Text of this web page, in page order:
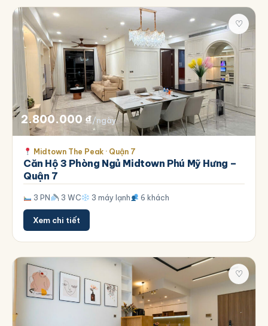
♡
2.800.000 ₫/ngày
Midtown The Peak · Quận 7
Căn Hộ 3 Phòng Ngủ Midtown Phú Mỹ Hưng –
Quận 7
3 PN 3 WC 3 máy lạnh 6 khách
Xem chi tiết
♡